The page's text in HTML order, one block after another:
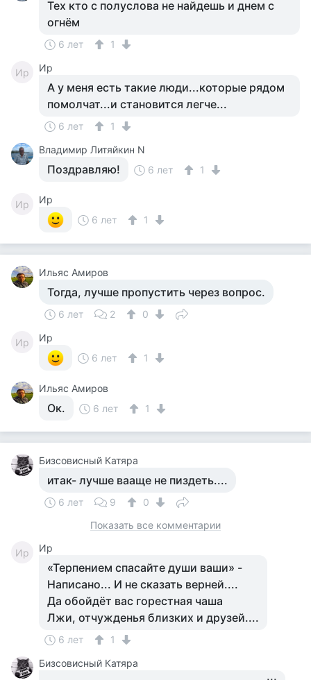
Тех кто с полуслова не найдешь и днем с
огнём
6 лет 1
Ир Ир
А у меня есть такие люди...которые рядом
помолчат...и становится легче...
6 лет
1
Владимир Литяйкин N
Поздравляю! 6 лет 1
Ир
Ир
6 лет
1
Ильяс Амиров
Тогда, лучше пропустить через вопрос.
6 лет 2 0
Ир
Ир
6 лет
1
Ильяс Амиров
Ок. 6 лет 1
Бизсовисный Катяра
итак- лучше вааще не пиздеть....
6 лет 9
0
Показать все комментарии
Ир Ир
«Терпением спасайте души ваши» -
Написано... И не сказать верней....
Да обойдёт вас горестная чаша
Лжи, отчужденья близких и друзей....
6 лет
1
Бизсовисный Катяра